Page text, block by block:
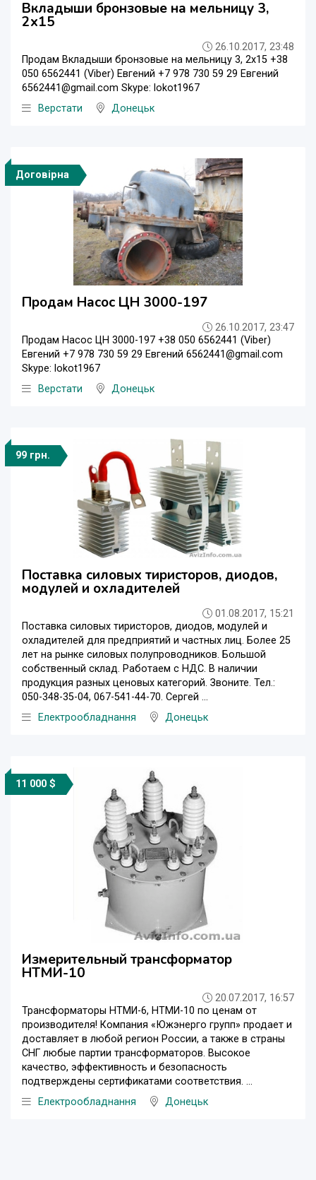
Вкладыши бронзовые на мельницу 3,
2х15
26.10.2017, 23:48
Продам Вкладыши бронзовые на мельницу 3, 2х15 +38
050 6562441 (Viber) Евгений +7 978 730 59 29 Евгений
6562441@gmail.com Skype: lokot1967
Верстати
Донецьк
Договірна
Продам Насос ЦН 3000-197
26.10.2017, 23:47
Продам Насос ЦН 3000-197 +38 050 6562441 (Viber)
Евгений +7 978 730 59 29 Евгений 6562441@gmail.com
Skype: lokot1967
Верстати
Донецьк
99 грн.
Поставка силовых тиристоров, диодов,
модулей и охладителей
01.08.2017, 15:21
Поставка силовых тиристоров, диодов, модулей и
охладителей для предприятий и частных лиц. Более 25
лет на рынке силовых полупроводников. Большой
собственный склад. Работаем с НДС. В наличии
продукция разных ценовых категорий. Звоните. Тел.:
050-348-35-04, 067-541-44-70. Сергей ...
Електрообладнання
Донецьк
11 000 $
Измерительный трансформатор
НТМИ-10
20.07.2017, 16:57
Трансформаторы НТМИ-6, НТМИ-10 по ценам от
производителя! Компания «Южэнерго групп» продает и
доставляет в любой регион России, а также в страны
СНГ любые партии трансформаторов. Высокое
качество, эффективность и безопасность
подтверждены сертификатами соответствия. ...
Електрообладнання
Донецьк